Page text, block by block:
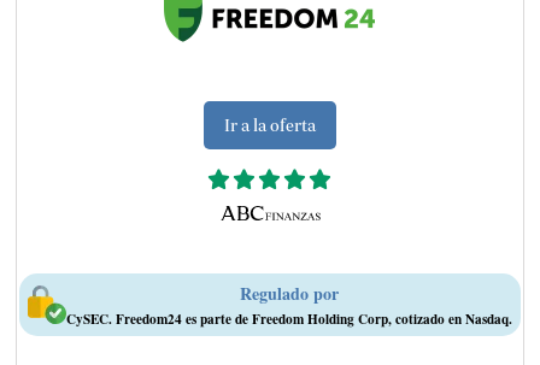
Ir a la oferta
Regulado por
CySEC. Freedom24 es parte de Freedom Holding Corp, cotizado en Nasdaq.